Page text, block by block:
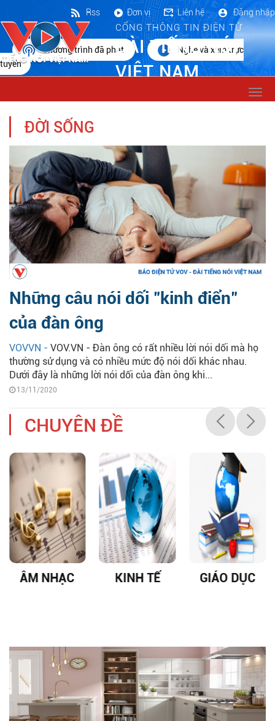
CỔNG THÔNG TIN ĐIỆN TỬ
ĐÀI TIẾNG NÓI
VIỆT NAM
Đăng nhập
Liên hệ
Đơn vị
Rss
Chương trình đã phát
Nghe và xem trực
tuyến
ĐỜI SỐNG
Những câu nói dối "kinh điển"
của đàn ông
VOVVN - VOV.VN - Đàn ông có rất nhiều lời nói dối mà họ
thường sử dụng và có nhiều mức độ nói dối khác nhau.
Dưới đây là những lời nói dối của đàn ông khi...
13/11/2020
CHUYÊN ĐỀ
ÂM NHẠC KINH TẾ GIÁO DỤC